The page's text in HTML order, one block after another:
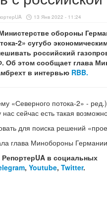
13 Янв 2022 - 11:24
обороны
2» сугубо
российский
Об этом сообщает глава
в интервью RBB.
«Северного потока-2» -
сейчас есть такая
для поиска решений
глава Минобороны
в социальных
, Youtube, Twitter.